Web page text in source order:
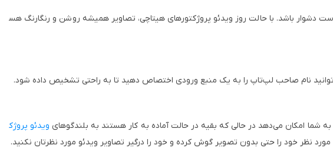
باشد. با حالت روز ویدئو پروژکتورهای هیتاچی، تصاویر همیشه روشن و رنگارنگ هس
نام صاحب لپ‌تاپ را به یک منبع ورودی اختصاص دهید تا به راحتی تشخیص داده شود.
شما امکان می‌دهد در حالی که بقیه در حالت آماده به کار هستند به بلندگوهای ویدئو پروژک
نظر خود را حتی بدون تصویر گوش کرده و خود را درگیر تصاویر ویدئو مورد نظرتان نکنید.